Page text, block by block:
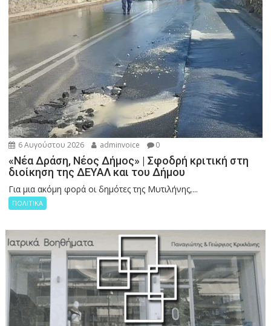
6 Αυγούστου 2026 adminvoice 0
«Νέα Δράση, Νέος Δήμος» | Σφοδρή κριτική στη
διοίκηση της ΔΕΥΑΛ και του Δήμου
Για μια ακόμη φορά οι δημότες της Μυτιλήνης,...
ΠΟΛΙΤΙΚΑ